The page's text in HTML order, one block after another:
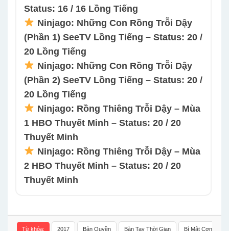
Status: 16 / 16 Lồng Tiếng
Ninjago: Những Con Rồng Trỗi Dậy
(Phần 1) SeeTV Lồng Tiếng – Status: 20 /
20 Lồng Tiếng
Ninjago: Những Con Rồng Trỗi Dậy
(Phần 2) SeeTV Lồng Tiếng – Status: 20 /
20 Lồng Tiếng
Ninjago: Rồng Thiêng Trỗi Dậy – Mùa
1 HBO Thuyết Minh – Status: 20 / 20
Thuyết Minh
Ninjago: Rồng Thiêng Trỗi Dậy – Mùa
2 HBO Thuyết Minh – Status: 20 / 20
Thuyết Minh
Từ khóa: 2017 Bản Quyền Bàn Tay Thời Gian Bí Mật Cơn